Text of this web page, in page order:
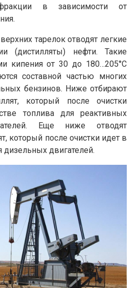
в зависимости от
тарелок отводят легкие
(дистилляты) нефти. Такие
кипения от 30 до 180…205°С
составной частью многих
бензинов. Ниже отбирают
который после очистки
топлива для реактивных
Еще ниже отводят
который после очистки идет в
дизельных двигателей.